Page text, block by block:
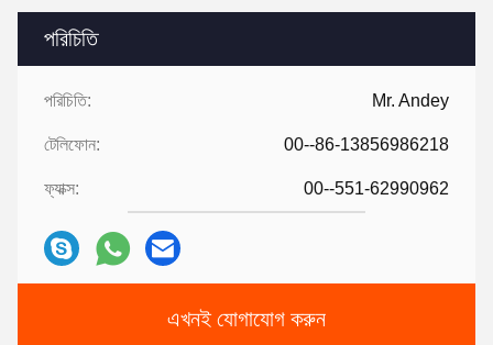
পরিচিতি
পরিচিতি: Mr. Andey
টেলিফোন: 00--86-13856986218
ফ্যাক্স: 00--551-62990962
এখনই যোগাযোগ করুন